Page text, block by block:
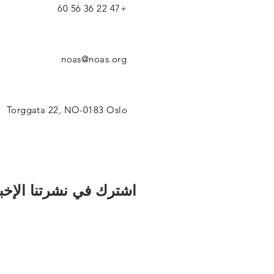
+47 22 36 56 60
noas@noas.org
Torggata 22, NO-0183 Oslo
اشترك في نشرتنا